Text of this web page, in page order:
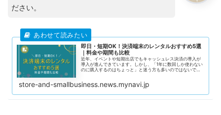
ださい。
即日・短期OK！決済端末のレンタルおすすめ5選
｜料金や期間も比較
近年、イベントや短期出店でもキャッシュレス決済の導入が
導入が進んできています。しかし、「1年に数回しか使わない
のに購入するのはちょっと」と迷う方も多いのではないでし
単発イベントにも向いています。さらに、Squareのタッチ決
す。 この記事では、短期利用向けレンタルサービス5選のほ
store-and-smallbusiness.news.mynavi.jp